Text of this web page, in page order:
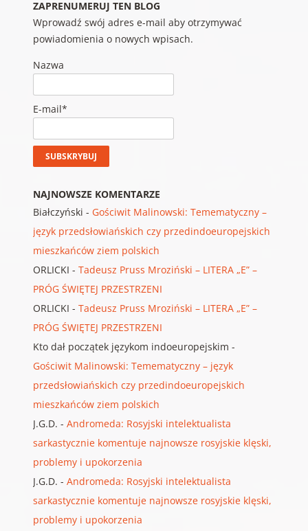
ZAPRENUMERUJ TEN BLOG
Wprowadź swój adres e-mail aby otrzymywać
powiadomienia o nowych wpisach.
Nazwa
E-mail*
NAJNOWSZE KOMENTARZE
Białczyński - Gościwit Malinowski: Temematyczny –
język przedsłowiańskich czy przedindoeuropejskich
mieszkańców ziem polskich
ORLICKI - Tadeusz Pruss Mroziński – LITERA „E” –
PRÓG ŚWIĘTEJ PRZESTRZENI
ORLICKI - Tadeusz Pruss Mroziński – LITERA „E” –
PRÓG ŚWIĘTEJ PRZESTRZENI
Kto dał początek językom indoeuropejskim -
Gościwit Malinowski: Temematyczny – język
przedsłowiańskich czy przedindoeuropejskich
mieszkańców ziem polskich
J.G.D. - Andromeda: Rosyjski intelektualista
sarkastycznie komentuje najnowsze rosyjskie klęski,
problemy i upokorzenia
J.G.D. - Andromeda: Rosyjski intelektualista
sarkastycznie komentuje najnowsze rosyjskie klęski,
problemy i upokorzenia